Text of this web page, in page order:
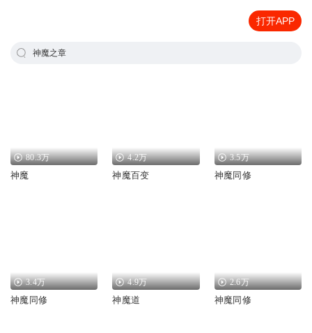
打开APP
神魔之章
80.3万
神魔
4.2万
神魔百变
3.5万
神魔同修
3.4万
神魔同修
4.9万
神魔道
2.6万
神魔同修